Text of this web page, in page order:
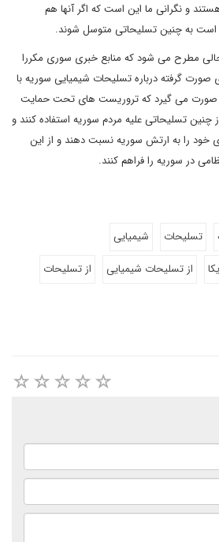
و نگرانی ما این است که اگر آنها هم
به چنین تسلیحاتی متوسل شوند.
حالی مطرح می شود که منابع خبری سوری مکررا
صورت گرفته درباره تسلیحات شیمیایی سوریه با
صورت می گیرد که تروریست های تحت حمایت
تسلیحاتی علیه مردم سوریه استفاده کنند و
خود را به ارتش سوریه نسبت دهند و از این
در سوریه را فراهم کنند.
تسلیحات
شیمیایی
از تسلیحات شیمیایی
از تسلیحات